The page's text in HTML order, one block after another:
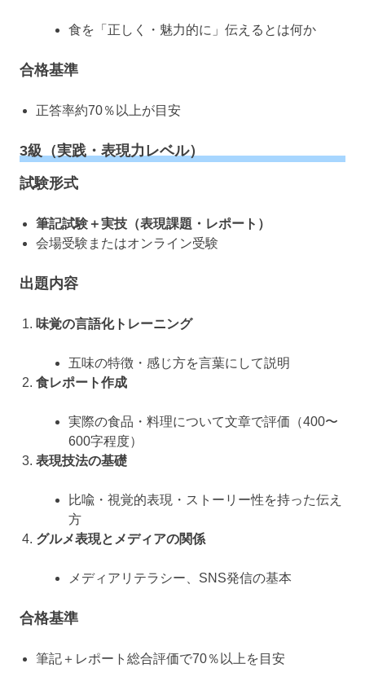
食を「正しく・魅力的に」伝えるとは何か
合格基準
正答率約70％以上が目安
3級（実践・表現力レベル）
試験形式
筆記試験＋実技（表現課題・レポート）
会場受験またはオンライン受験
出題内容
味覚の言語化トレーニング
五味の特徴・感じ方を言葉にして説明
食レポート作成
実際の食品・料理について文章で評価（400〜
600字程度）
表現技法の基礎
比喩・視覚的表現・ストーリー性を持った伝え
方
グルメ表現とメディアの関係
メディアリテラシー、SNS発信の基本
合格基準
筆記＋レポート総合評価で70％以上を目安